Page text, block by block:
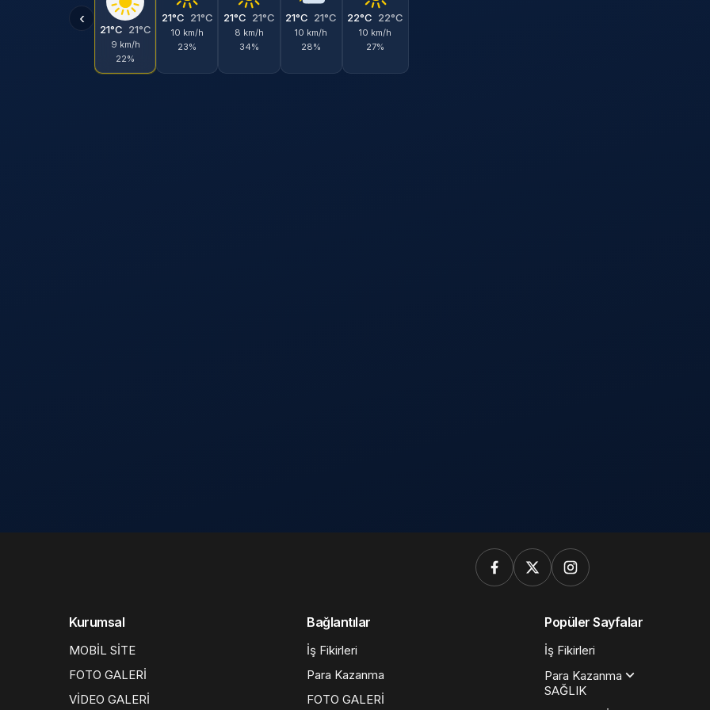
‹
21°C 21°C
9 km/h
22%
21°C 21°C
10 km/h
23%
21°C 21°C
8 km/h
34%
21°C 21°C
10 km/h
28%
22°C 22°C
10 km/h
27%
Kurumsal
MOBİL SİTE
FOTO GALERİ
VİDEO GALERİ
Bağlantılar
İş Fikirleri
Para Kazanma
FOTO GALERİ
Popüler Sayfalar
İş Fikirleri
Para Kazanma
SAĞLIK